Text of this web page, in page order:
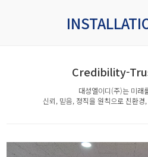
Credibility-
대성엘이디(주)는 미래
신뢰, 믿음, 정직을 원칙으로 친환